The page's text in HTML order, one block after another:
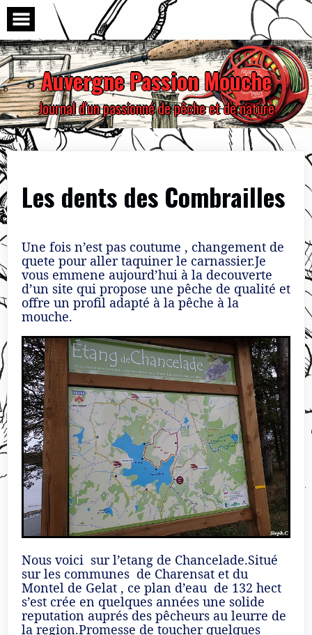
Skip
content
Auvergne Passion Mouche
Journal d'un passionné de pêche et de nature
Les dents des Combrailles
Une fois n’est pas coutume , changement de
quete pour aller taquiner le carnassier.Je
vous emmene aujourd’hui à la decouverte
d’un site qui propose une pêche de qualité et
offre un profil adapté à la pêche à la
mouche.
Nous voici sur l’etang de Chancelade.Situé
sur les communes de Charensat et du
Montel de Gelat , ce plan d’eau de 132 hect
s’est crée en quelques années une solide
reputation auprés des pêcheurs au leurre de
la region.Promesse de toucher quelques